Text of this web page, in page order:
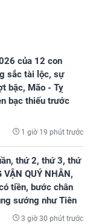
của 12 con
sắc tài lộc, sự
bậc, Mão - Tỵ
bạc thiếu trước
1 giờ 19 phút trước
thứ 2, thứ 3, thứ
QUÝ NHÂN,
tiền, bước chân
sướng như Tiên
3 giờ 30 phút trước